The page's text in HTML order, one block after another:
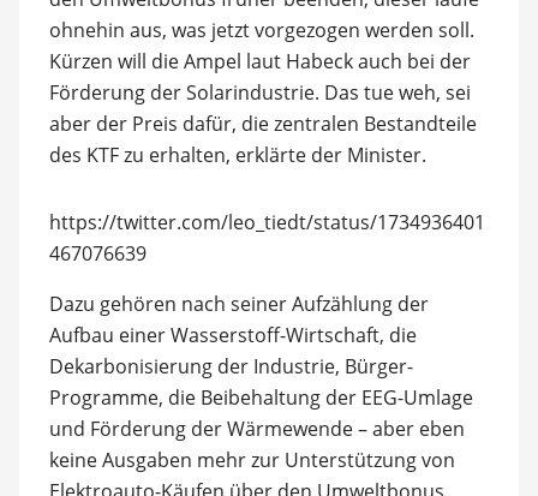
ohnehin aus, was jetzt vorgezogen werden soll.
Kürzen will die Ampel laut Habeck auch bei der
Förderung der Solarindustrie. Das tue weh, sei
aber der Preis dafür, die zentralen Bestandteile
des KTF zu erhalten, erklärte der Minister.
https://twitter.com/leo_tiedt/status/1734936401
467076639
Dazu gehören nach seiner Aufzählung der
Aufbau einer Wasserstoff-Wirtschaft, die
Dekarbonisierung der Industrie, Bürger-
Programme, die Beibehaltung der EEG-Umlage
und Förderung der Wärmewende – aber eben
keine Ausgaben mehr zur Unterstützung von